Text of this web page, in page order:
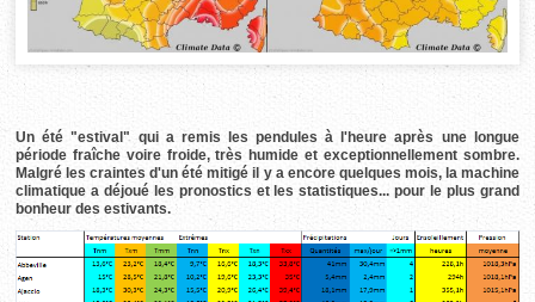
Un été "estival" qui a remis les pendules à l'heure après une longue
période fraîche voire froide, très humide et exceptionnellement sombre.
Malgré les craintes d'un été mitigé il y a encore quelques mois, la machine
climatique a déjoué les pronostics et les statistiques... pour le plus grand
bonheur des estivants.